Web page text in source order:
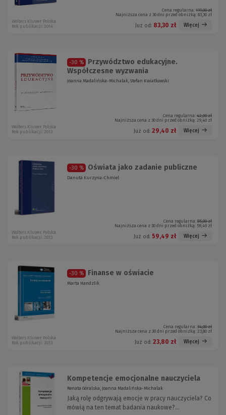
Cena regularna: 119,00 zł
Najniższa cena z 30 dni przed obniżką: 83,30 zł
Już od: 83,30 zł Więcej
Wolters Kluwer Polska
Rok publikacji: 2014
-30 %
Przywództwo edukacyjne.
Współczesne wyzwania
Joanna Madalińska-Michalak, Stefan Kwiatkowski
Cena regularna: 42,00 zł
Najniższa cena z 30 dni przed obniżką: 29,40 zł
Już od: 29,40 zł Więcej
Wolters Kluwer Polska
Rok publikacji: 2013
-30 % Oświata jako zadanie publiczne
Danuta Kurzyna-Chmiel
Cena regularna: 85,00 zł
Najniższa cena z 30 dni przed obniżką: 59,49 zł
Już od: 59,49 zł Więcej
Wolters Kluwer Polska
Rok publikacji: 2013
-30 % Finanse w oświacie
Marta Handzlik
Cena regularna: 34,00 zł
Najniższa cena z 30 dni przed obniżką: 23,80 zł
Już od: 23,80 zł Więcej
Wolters Kluwer Polska
Rok publikacji: 2013
Kompetencje emocjonalne nauczyciela
Renata Góralska, Joanna Madalińska-Michalak
Jaką rolę odgrywają emocje w pracy nauczyciela? Co
mówią na ten temat badania naukowe?...